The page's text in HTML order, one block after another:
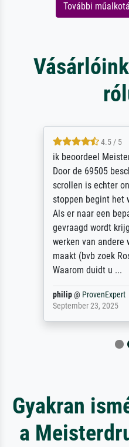
További
4.5 / 5
ik beoordeel
Door de 69505
scrollen is echter
stoppen begint het
Als er naar een
gevraagd wordt
werken van andere
maakt (bvb zoek
Waarom duidt u ...
philip@ProvenExpert
September 23, 2025
Gyakran
a